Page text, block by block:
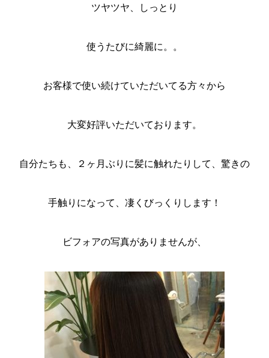
ツヤツヤ、しっとり
使うたびに綺麗に。。
お客様で使い続けていただいてる方々から
大変好評いただいております。
自分たちも、２ヶ月ぶりに髪に触れたりして、驚きの
手触りになって、凄くびっくりします！
ビフォアの写真がありませんが、